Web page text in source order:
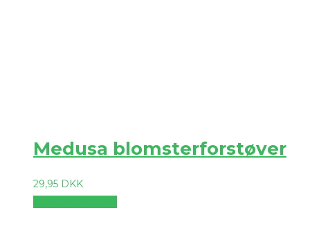
Medusa blomsterforstøver
29,95 DKK